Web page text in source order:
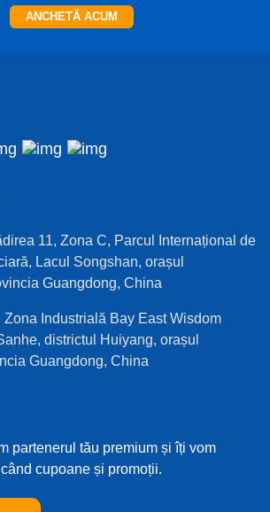
ANCHETĂ ACUM
11, Zona C, Parcul Internațional de
Lacul Songshan, orașul
Guangdong, China
Industrială Bay East Wisdom
districtul Huiyang, orașul
Guangdong, China
partenerul tău premium și îți vom
cupoane și promoții.